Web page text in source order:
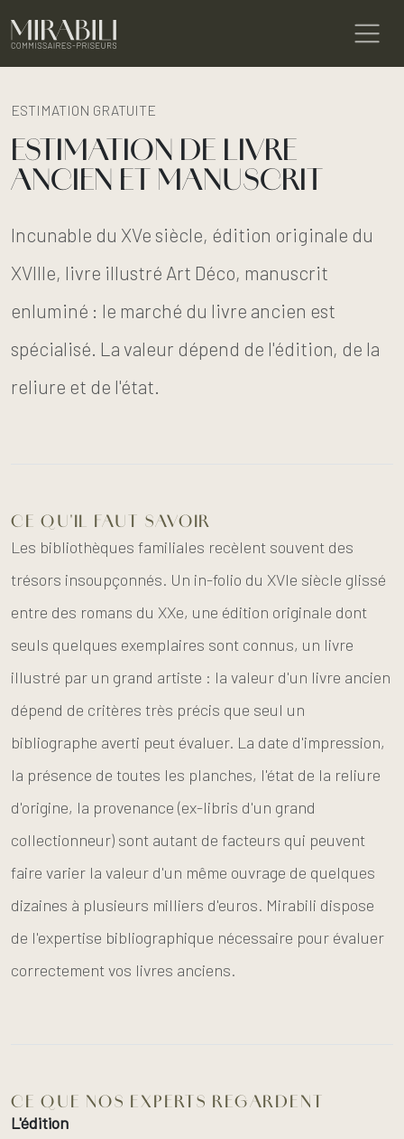
ESTIMATION GRATUITE
ESTIMATION DE LIVRE
ANCIEN ET MANUSCRIT
Incunable du XVe siècle, édition originale du
XVIIIe, livre illustré Art Déco, manuscrit
enluminé : le marché du livre ancien est
spécialisé. La valeur dépend de l'édition, de la
reliure et de l'état.
CE QU'IL FAUT SAVOIR
Les bibliothèques familiales recèlent souvent des
trésors insoupçonnés. Un in-folio du XVIe siècle glissé
entre des romans du XXe, une édition originale dont
seuls quelques exemplaires sont connus, un livre
illustré par un grand artiste : la valeur d'un livre ancien
dépend de critères très précis que seul un
bibliographe averti peut évaluer. La date d'impression,
la présence de toutes les planches, l'état de la reliure
d'origine, la provenance (ex-libris d'un grand
collectionneur) sont autant de facteurs qui peuvent
faire varier la valeur d'un même ouvrage de quelques
dizaines à plusieurs milliers d'euros. Mirabili dispose
de l'expertise bibliographique nécessaire pour évaluer
correctement vos livres anciens.
CE QUE NOS EXPERTS REGARDENT
L'édition